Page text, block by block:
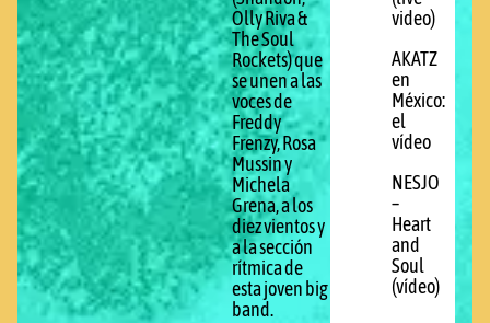
Olly Riva &
The Soul
Rockets) que
se unen a las
voces de
Freddy
Frenzy, Rosa
Mussin y
Michela
Grena, a los
diez vientos y
a la sección
rítmica de
esta joven big
band.
video)
AKATZ
en
México:
el
vídeo
NESJO
–
Heart
and
Soul
(vídeo)